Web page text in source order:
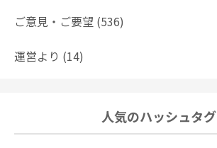
ご意見・ご要望 (536)
運営より (14)
人気のハッシュタグ